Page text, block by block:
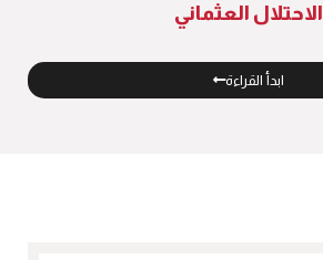
الاحتلال العثماني
ابدأ القراءة